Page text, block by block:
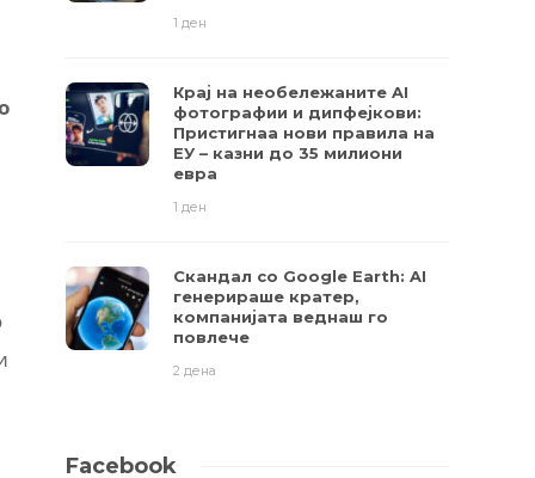
1 ден
Крај на необележаните AI
фотографии и дипфејкови:
Пристигнаа нови правила на
ЕУ – казни до 35 милиони
евра
1 ден
Скандал со Google Earth: AI
генерираше кратер,
компанијата веднаш го
повлече
2 дена
Facebook